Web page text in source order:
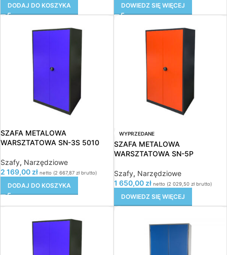
DODAJ DO KOSZYKA DOWIEDZ SIĘ WIĘCEJ
SZAFA METALOWA
WARSZTATOWA SN-3S 5010
Szafy, Narzędziowe
2 169,00 zł netto (2 667,87 zł brutto)
DODAJ DO KOSZYKA
WYPRZEDANE
SZAFA METALOWA
WARSZTATOWA SN-5P
Szafy, Narzędziowe
1 650,00 zł netto (2 029,50 złbrutto)
DOWIEDZ SIĘ WIĘCEJ